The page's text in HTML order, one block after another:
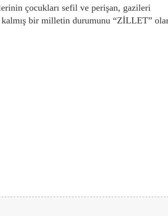
çocukları sefil ve perişan, gazileri
kalmış bir milletin durumunu “ZİLLET”